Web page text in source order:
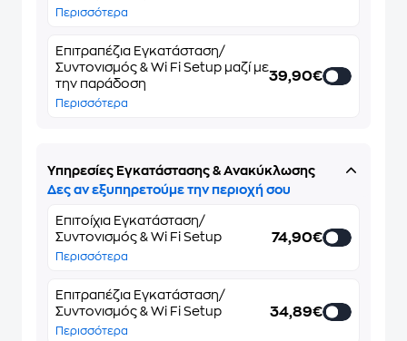
Περισσότερα
Επιτραπέζια Εγκατάσταση/
Συντονισμός & Wi Fi Setup μαζί με
την παράδοση
Περισσότερα
39,90€
Υπηρεσίες Εγκατάστασης & Ανακύκλωσης
Δες αν εξυπηρετούμε την περιοχή σου
Επιτοίχια Εγκατάσταση/
Συντονισμός & Wi Fi Setup
Περισσότερα
74,90€
Επιτραπέζια Εγκατάσταση/
Συντονισμός & Wi Fi Setup
Περισσότερα
34,89€